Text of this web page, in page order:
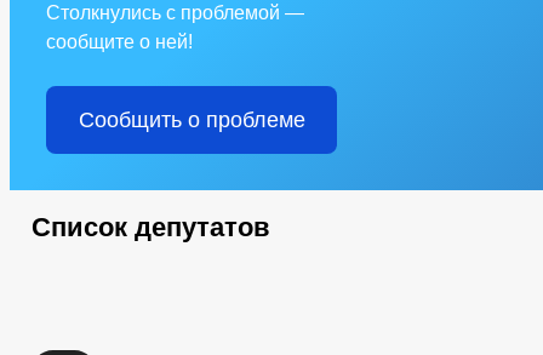
Столкнулись с проблемой —
сообщите о ней!
Сообщить о проблеме
Список депутатов